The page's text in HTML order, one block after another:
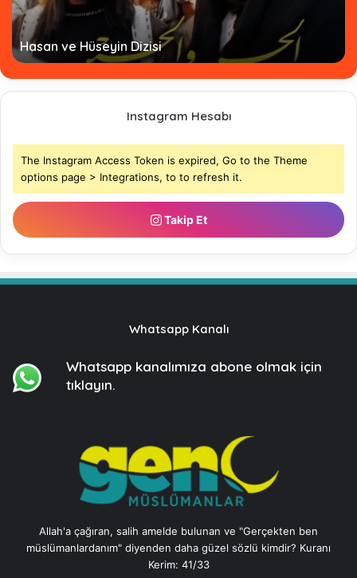
Hasan ve Hüseyin Dizisi
Instagram Hesabı
The Instagram Access Token is expired, Go to the Theme
options page > Integrations, to to refresh it.
Takip Et
Whatsapp Kanalı
Whatsapp kanalımıza abone olmak için
tıklayın.
Allah'a çağıran, salih amelde bulunan ve "Gerçekten ben
müslümanlardanım" diyenden daha güzel sözlü kimdir? Kuranı
Kerim: 41/33